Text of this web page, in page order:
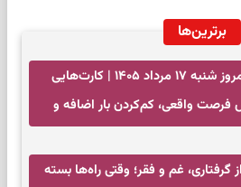
برترین‌ها
فال تاروت امروز شنبه ۱۷ مرداد ۱۴۰۵ | کارت‌هایی
واقعی، کم‌کردن بار اضافه و
گرفتاری، غم و فقر؛ وقتی راه‌ها بسته